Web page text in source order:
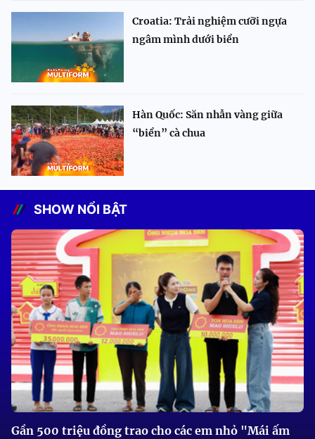
Croatia: Trải nghiệm cưỡi ngựa
ngâm mình dưới biển
Hàn Quốc: Săn nhẫn vàng giữa
“biển” cà chua
SHOW NỔI BẬT
Gần 500 triệu đồng trao cho các em nhỏ "Mái ấm